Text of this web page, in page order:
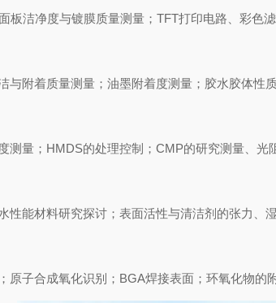
板洁净度与镀膜质量测量；TFT打印电路、彩色
与附着质量测量；油墨附着度测量；胶水胶体性
测量；HMDS的处理控制；CMP的研究测量、光
性能材料研究探讨；表面活性与清洁剂的张力、
原子合成氧化识别；BGA焊接表面；环氧化物